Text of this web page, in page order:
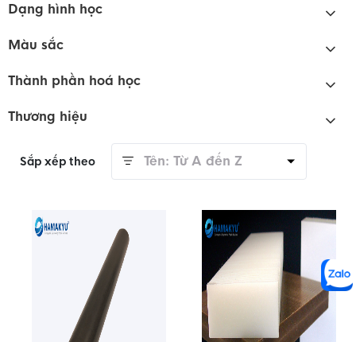
Dạng hình học
Màu sắc
Thành phần hoá học
Thương hiệu
Sắp xếp theo Tên: Từ A đến Z